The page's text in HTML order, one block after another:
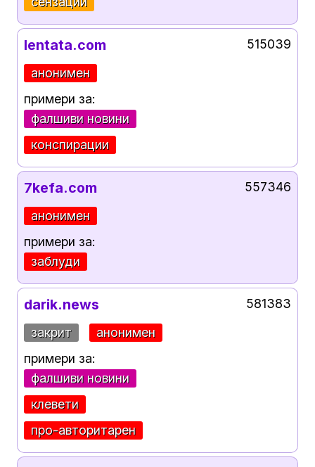
lentata.com
анонимен
примери за:
фалшиви новини
конспирации
515039
7kefa.com
анонимен
примери за:
заблуди
557346
darik.news
закрит
анонимен
примери за:
фалшиви новини
клевети
про-авторитарен
581383